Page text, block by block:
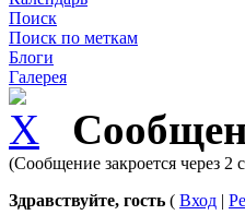
Поиск
Поиск по меткам
Блоги
Галерея
(Сообщение закроется через 2
Здравствуйте, гость ( Вход |